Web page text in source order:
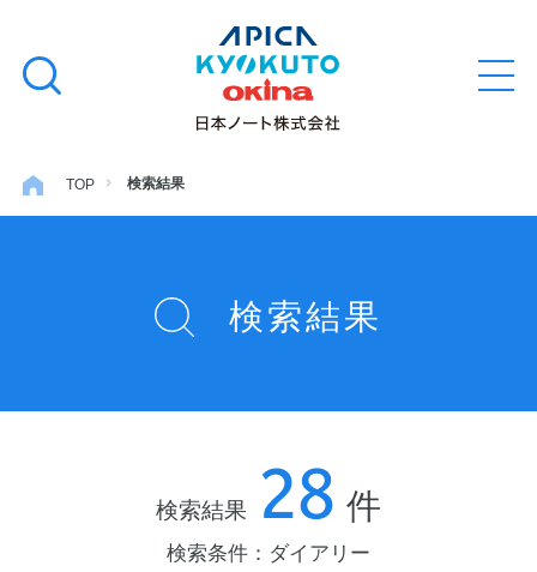
文
キ
ッ
閉
検
る
ファイル・バインダー
TOP 検索結果
検索結果
検索結果 28 件
検索条件： ダイアリー